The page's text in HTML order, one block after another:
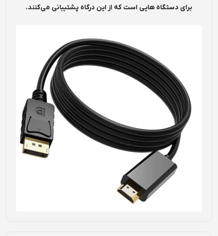
برای دستگاه‌ هایی است که از این درگاه پشتیبانی می‌کنند.